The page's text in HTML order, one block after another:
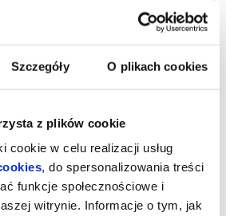
Szczegóły O plikach cookies
z plików cookie
cookie w celu realizacji usług
, do spersonalizowania treści
funkcje społecznościowe i
witrynie. Informacje o tym, jak